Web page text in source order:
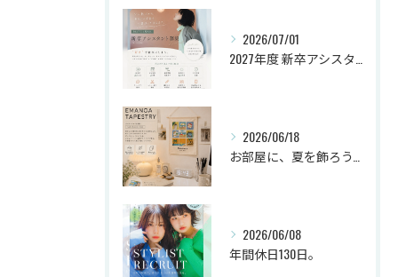
2026/07/01
2027年度 新卒アシスタント《第2次募集》🌿
2026/06/18
お部屋に、夏を飾ろう。
2026/06/08
年間休日130日。